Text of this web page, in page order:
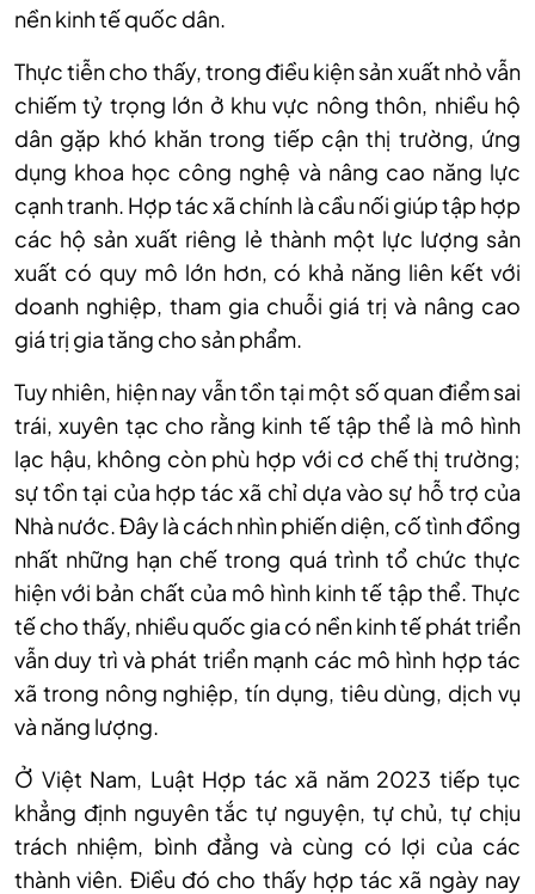
nền kinh tế quốc dân.
Thực tiễn cho thấy, trong điều kiện sản xuất nhỏ vẫn
chiếm tỷ trọng lớn ở khu vực nông thôn, nhiều hộ
dân gặp khó khăn trong tiếp cận thị trường, ứng
dụng khoa học công nghệ và nâng cao năng lực
cạnh tranh. Hợp tác xã chính là cầu nối giúp tập hợp
các hộ sản xuất riêng lẻ thành một lực lượng sản
xuất có quy mô lớn hơn, có khả năng liên kết với
doanh nghiệp, tham gia chuỗi giá trị và nâng cao
giá trị gia tăng cho sản phẩm.
Tuy nhiên, hiện nay vẫn tồn tại một số quan điểm sai
trái, xuyên tạc cho rằng kinh tế tập thể là mô hình
lạc hậu, không còn phù hợp với cơ chế thị trường;
sự tồn tại của hợp tác xã chỉ dựa vào sự hỗ trợ của
Nhà nước. Đây là cách nhìn phiến diện, cố tình đồng
nhất những hạn chế trong quá trình tổ chức thực
hiện với bản chất của mô hình kinh tế tập thể. Thực
tế cho thấy, nhiều quốc gia có nền kinh tế phát triển
vẫn duy trì và phát triển mạnh các mô hình hợp tác
xã trong nông nghiệp, tín dụng, tiêu dùng, dịch vụ
và năng lượng.
Ở Việt Nam, Luật Hợp tác xã năm 2023 tiếp tục
khẳng định nguyên tắc tự nguyện, tự chủ, tự chịu
trách nhiệm, bình đẳng và cùng có lợi của các
thành viên. Điều đó cho thấy hợp tác xã ngày nay